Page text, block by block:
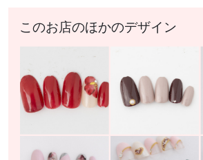
このお店のほかのデザイン